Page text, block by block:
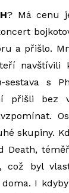
? Má cenu
a přišlo.
navštívili
-sestava s
přišli bez
skupiny.
Death,
což byl
I